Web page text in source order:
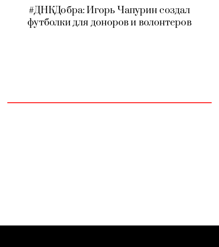
#ДНКДобра: Игорь Чапурин создал
футболки для доноров и волонтеров